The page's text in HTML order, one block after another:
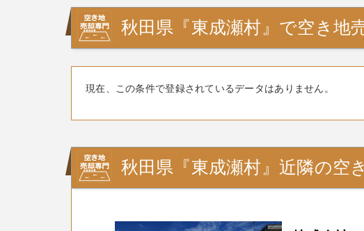
秋田県『東成瀬村』で空き地
現在、この条件で登録されているデータはありません。
秋田県『東成瀬村』近隣の空